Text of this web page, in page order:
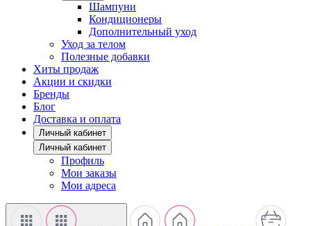
Шампуни
Кондиционеры
Дополнительный уход
Уход за телом
Полезные добавки
Хиты продаж
Акции и скидки
Бренды
Блог
Доставка и оплата
Личный кабинет
Личный кабинет
Профиль
Мои заказы
Мои адреса